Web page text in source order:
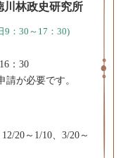
林政史研究所
：30～17：30)
：30
請が必要です。
20～1/10、3/20～